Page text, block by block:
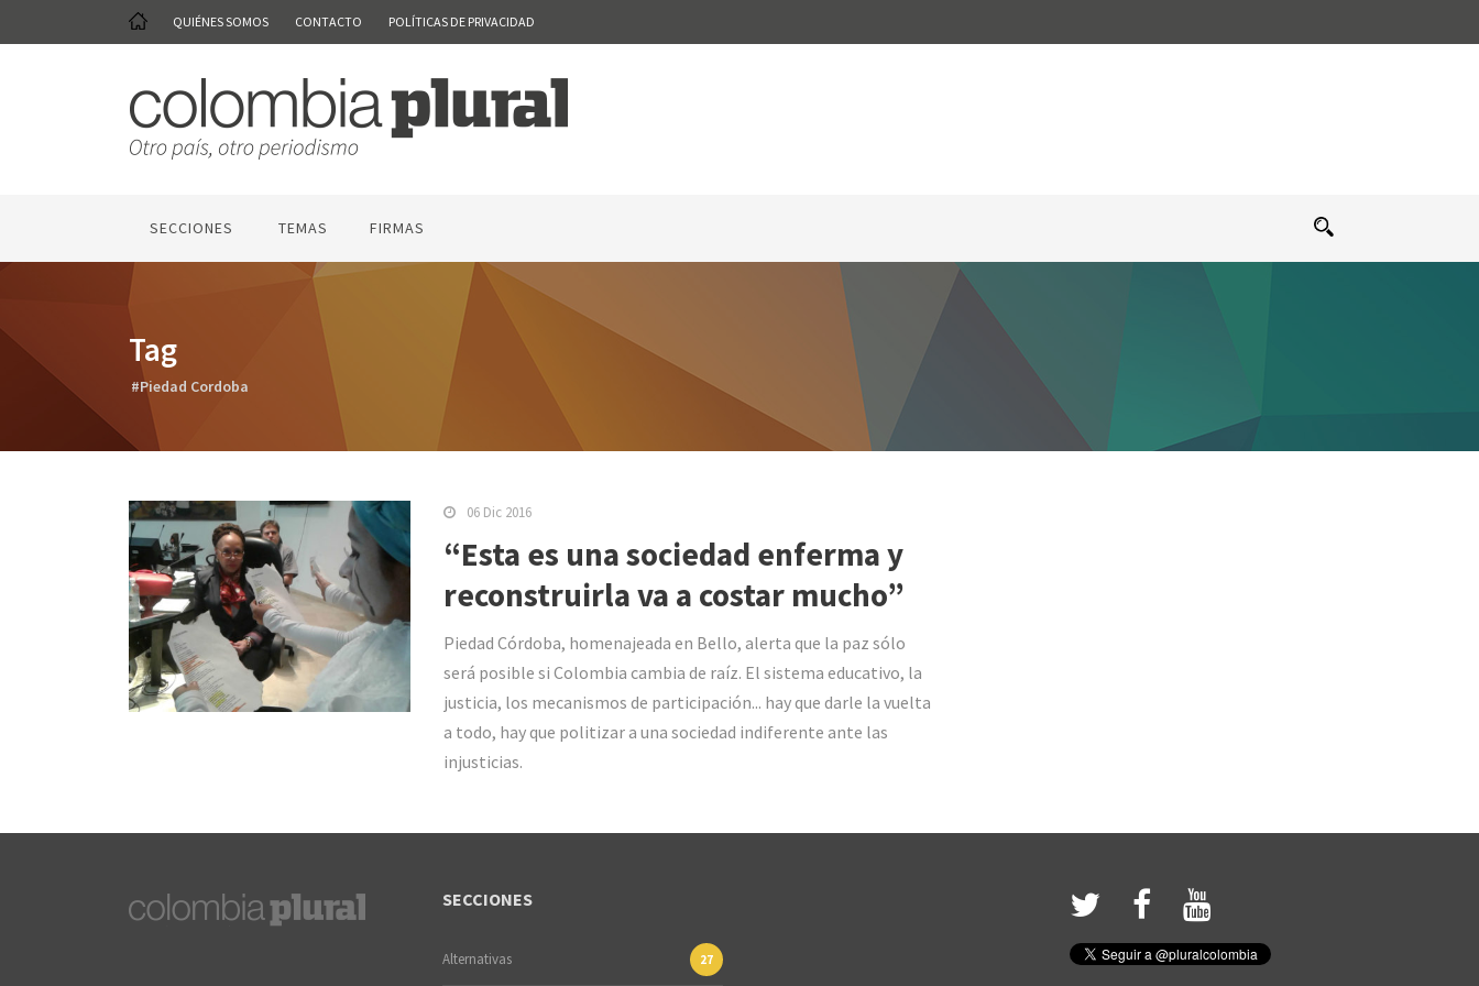
QUIÉNES SOMOS CONTACTO POLÍTICAS DE PRIVACIDAD
SECCIONES TEMAS FIRMAS
Tag
#Piedad Cordoba
06 Dic 2016
“Esta es una sociedad enferma y
reconstruirla va a costar mucho”
Piedad Córdoba, homenajeada en Bello, alerta que la paz sólo
será posible si Colombia cambia de raíz. El sistema educativo, la
justicia, los mecanismos de participación... hay que darle la vuelta
a todo, hay que politizar a una sociedad indiferente ante las
injusticias.
SECCIONES
Alternativas 27